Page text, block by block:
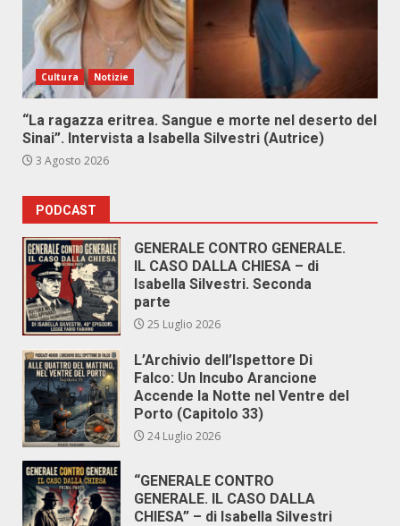
Cultura Notizie
“La ragazza eritrea. Sangue e morte nel deserto del
Sinai”. Intervista a Isabella Silvestri (Autrice)
3 Agosto 2026
PODCAST
GENERALE CONTRO GENERALE.
IL CASO DALLA CHIESA – di
Isabella Silvestri. Seconda
parte
25 Luglio 2026
L’Archivio dell’Ispettore Di
Falco: Un Incubo Arancione
Accende la Notte nel Ventre del
Porto (Capitolo 33)
24 Luglio 2026
“GENERALE CONTRO
GENERALE. IL CASO DALLA
CHIESA” – di Isabella Silvestri